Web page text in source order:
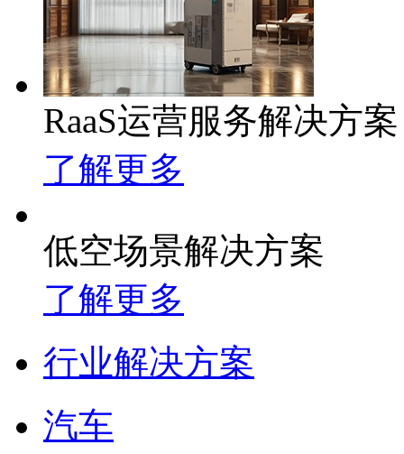
RaaS运营服务解决方案
了解更多
低空场景解决方案
了解更多
行业解决方案
汽车